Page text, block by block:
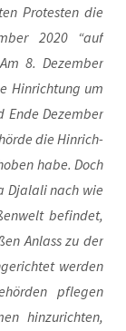
Pro­tes­ten die
2020 “auf
8. Dezem­ber
Hin­rich­tung um
Ende Dezem­ber
die Hin­rich­
habe. Doch
Dja­la­li nach wie
befin­det,
Anlass zu der
wer­den
pfle­gen
hin­zu­rich­ten,